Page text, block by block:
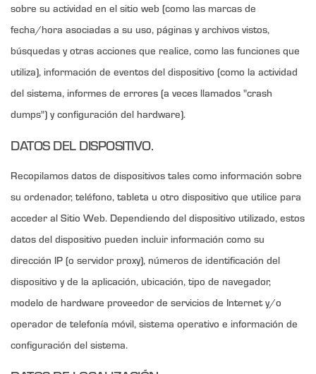
sobre su actividad en el sitio web (como las marcas de
fecha/hora asociadas a su uso, páginas y archivos vistos,
búsquedas y otras acciones que realice, como las funciones que
utiliza), información de eventos del dispositivo (como la actividad
del sistema, informes de errores (a veces llamados "crash
dumps") y configuración del hardware).
DATOS DEL DISPOSITIVO.
Recopilamos datos de dispositivos tales como información sobre
su ordenador, teléfono, tableta u otro dispositivo que utilice para
acceder al Sitio Web. Dependiendo del dispositivo utilizado, estos
datos del dispositivo pueden incluir información como su
dirección IP (o servidor proxy), números de identificación del
dispositivo y de la aplicación, ubicación, tipo de navegador,
modelo de hardware proveedor de servicios de Internet y/o
operador de telefonía móvil, sistema operativo e información de
configuración del sistema.